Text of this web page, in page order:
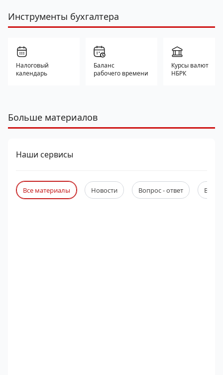
Инструменты бухгалтера
Налоговый
календарь
Баланс
рабочего времени
Курсы валют
НБРК
Больше материалов
Наши сервисы
Все материалы Новости Вопрос - ответ